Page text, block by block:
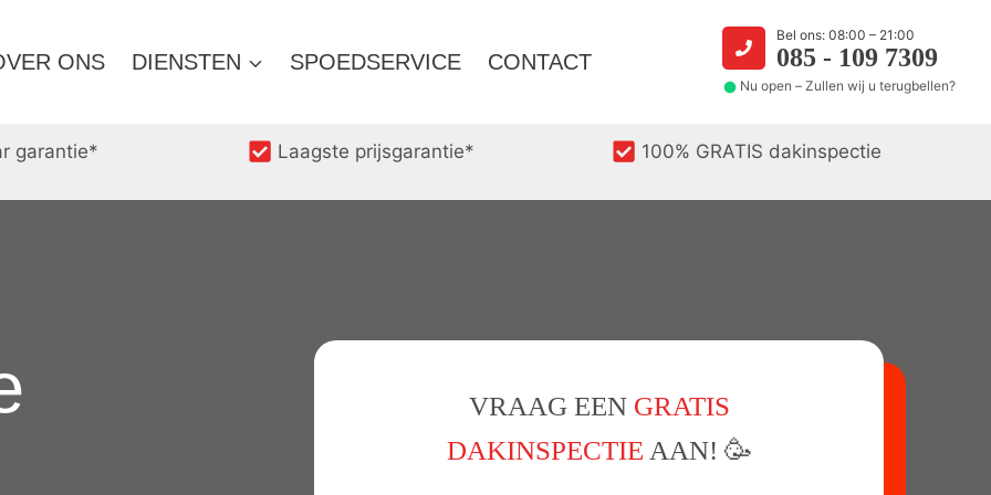
ONS DIENSTEN SPOEDSERVICE CONTACT
Bel ons: 08:00 – 21:00
085 - 109 7309
Nu open – Zullen wij u terugbellen?
garantie* Laagste prijsgarantie* 100% GRATIS dakinspectie
VRAAG EEN GRATIS
DAKINSPECTIE AAN! 🥳